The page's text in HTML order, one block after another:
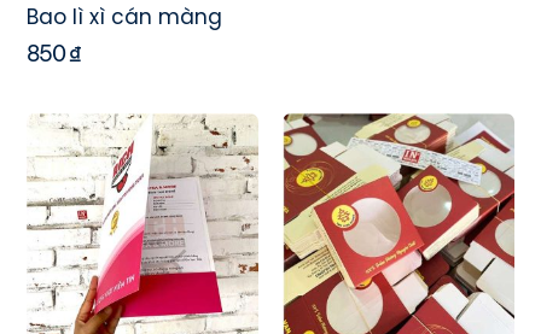
Bao lì xì cán màng
850₫